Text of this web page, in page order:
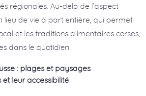
régionales. Au-delà de l’aspect
lieu de vie à part entière, qui permet
et les traditions alimentaires corses,
dans le quotidien.
: plages et paysages
leur accessibilité